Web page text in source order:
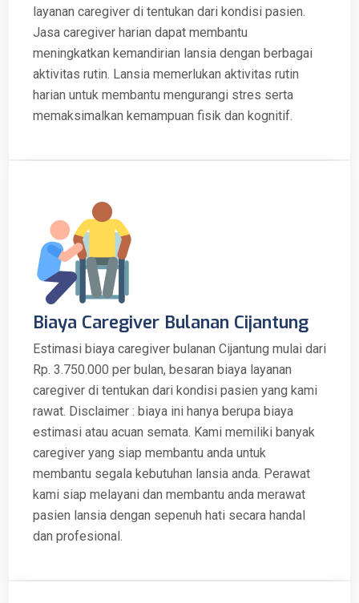
layanan caregiver di tentukan dari kondisi pasien.
Jasa caregiver harian dapat membantu
meningkatkan kemandirian lansia dengan berbagai
aktivitas rutin. Lansia memerlukan aktivitas rutin
harian untuk membantu mengurangi stres serta
memaksimalkan kemampuan fisik dan kognitif.
Biaya Caregiver Bulanan Cijantung
Estimasi biaya caregiver bulanan Cijantung mulai dari
Rp. 3.750.000 per bulan, besaran biaya layanan
caregiver di tentukan dari kondisi pasien yang kami
rawat. Disclaimer : biaya ini hanya berupa biaya
estimasi atau acuan semata. Kami memiliki banyak
caregiver yang siap membantu anda untuk
membantu segala kebutuhan lansia anda. Perawat
kami siap melayani dan membantu anda merawat
pasien lansia dengan sepenuh hati secara handal
dan profesional.